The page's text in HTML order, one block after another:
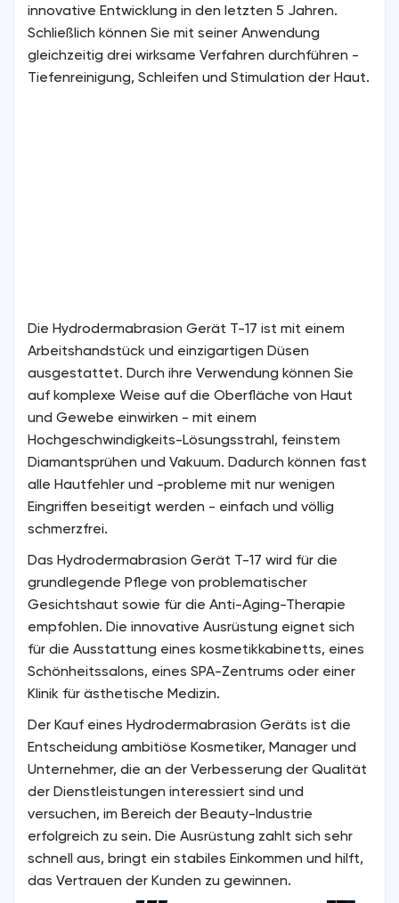
innovative Entwicklung in den letzten 5 Jahren.
Schließlich können Sie mit seiner Anwendung
gleichzeitig drei wirksame Verfahren durchführen -
Tiefenreinigung, Schleifen und Stimulation der Haut.
Die Hydrodermabrasion Gerät T-17 ist mit einem
Arbeitshandstück und einzigartigen Düsen
ausgestattet. Durch ihre Verwendung können Sie
auf komplexe Weise auf die Oberfläche von Haut
und Gewebe einwirken - mit einem
Hochgeschwindigkeits-Lösungsstrahl, feinstem
Diamantsprühen und Vakuum. Dadurch können fast
alle Hautfehler und -probleme mit nur wenigen
Eingriffen beseitigt werden - einfach und völlig
schmerzfrei.
Das Hydrodermabrasion Gerät T-17 wird für die
grundlegende Pflege von problematischer
Gesichtshaut sowie für die Anti-Aging-Therapie
empfohlen. Die innovative Ausrüstung eignet sich
für die Ausstattung eines kosmetikkabinetts, eines
Schönheitssalons, eines SPA-Zentrums oder einer
Klinik für ästhetische Medizin.
Der Kauf eines Hydrodermabrasion Geräts ist die
Entscheidung ambitiöse Kosmetiker, Manager und
Unternehmer, die an der Verbesserung der Qualität
der Dienstleistungen interessiert sind und
versuchen, im Bereich der Beauty-Industrie
erfolgreich zu sein. Die Ausrüstung zahlt sich sehr
schnell aus, bringt ein stabiles Einkommen und hilft,
das Vertrauen der Kunden zu gewinnen.